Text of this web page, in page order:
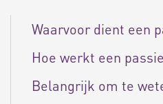
Waarvoor dient een
Hoe werkt een
Belangrijk om te